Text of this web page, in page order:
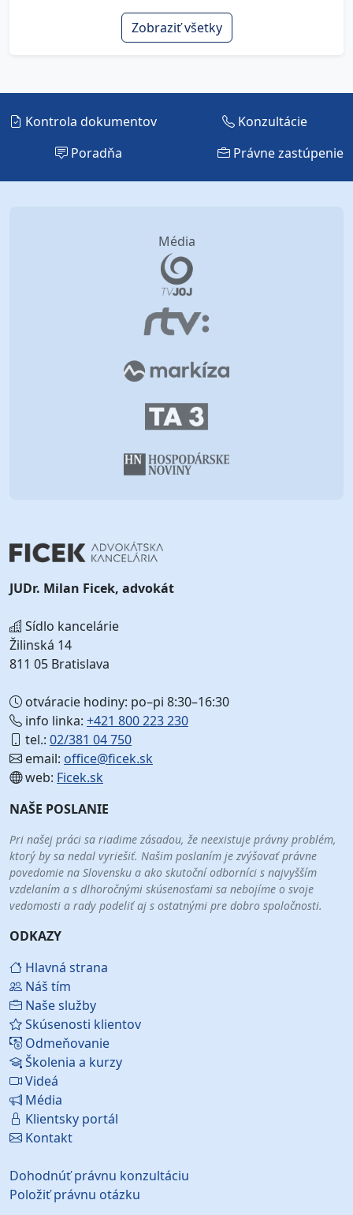
Zobraziť všetky
Kontrola dokumentov
Konzultácie
Poradňa
Právne zastúpenie
Média
JUDr. Milan Ficek, advokát
Sídlo kancelárie
Žilinská 14
811 05 Bratislava
otváracie hodiny: po–pi 8:30–16:30
info linka: +421 800 223 230
tel.: 02/381 04 750
email: office@ficek.sk
web: Ficek.sk
NAŠE POSLANIE
Pri našej práci sa riadime zásadou, že neexistuje právny problém,
ktorý by sa nedal vyriešiť. Našim poslaním je zvýšovať právne
povedomie na Slovensku a ako skutoční odborníci s najvyšším
vzdelaním a s dlhoročnými skúsenosťami sa nebojíme o svoje
vedomosti a rady podeliť aj s ostatnými pre dobro spoločnosti.
ODKAZY
Hlavná strana
Náš tím
Naše služby
Skúsenosti klientov
Odmeňovanie
Školenia a kurzy
Videá
Média
Klientsky portál
Kontakt
Dohodnúť právnu konzultáciu
Položiť právnu otázku